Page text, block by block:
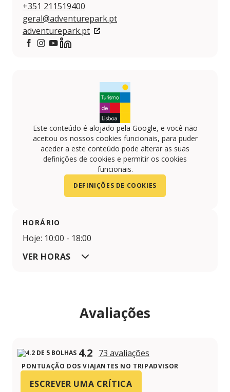
+351 211519400
geral@adventurepark.pt
adventurepark.pt
Este conteúdo é alojado pela Google, e você não
aceitou os nossos cookies funcionais, para puder
aceder a este conteúdo pode alterar as suas
definições de cookies e permitir os cookies
funcionais.
DEFINIÇÕES DE COOKIES
HORÁRIO
Hoje: 10:00 - 18:00
VER HORAS
Avaliações
4.2 73 avaliações
PONTUAÇÃO DOS VIAJANTES NO TRIPADVISOR
ESCREVER UMA CRÍTICA